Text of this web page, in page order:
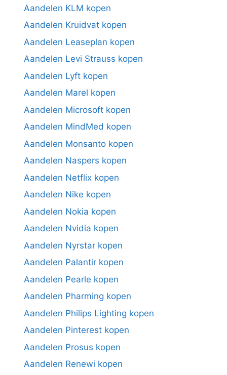
Aandelen KLM kopen
Aandelen Kruidvat kopen
Aandelen Leaseplan kopen
Aandelen Levi Strauss kopen
Aandelen Lyft kopen
Aandelen Marel kopen
Aandelen Microsoft kopen
Aandelen MindMed kopen
Aandelen Monsanto kopen
Aandelen Naspers kopen
Aandelen Netflix kopen
Aandelen Nike kopen
Aandelen Nokia kopen
Aandelen Nvidia kopen
Aandelen Nyrstar kopen
Aandelen Palantir kopen
Aandelen Pearle kopen
Aandelen Pharming kopen
Aandelen Philips Lighting kopen
Aandelen Pinterest kopen
Aandelen Prosus kopen
Aandelen Renewi kopen